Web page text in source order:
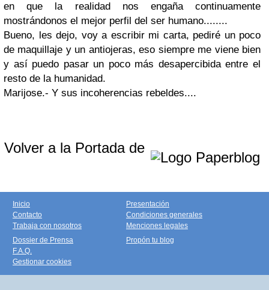
en que la realidad nos engaña continuamente
mostrándonos el mejor perfil del ser humano........
Bueno, les dejo, voy a escribir mi carta, pediré un poco
de maquillaje y un antiojeras, eso siempre me viene bien
y así puedo pasar un poco más desapercibida entre el
resto de la humanidad.
Marijose.- Y sus incoherencias rebeldes....
Volver a la Portada de
Inicio
Contacto
Trabaja con nosotros
Presentación
Condiciones generales
Menciones legales
Dossier de Prensa
F.A.Q.
Gestionar cookies
Propón tu blog